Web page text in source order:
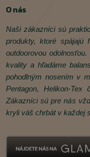
O nás
Naši zákazníci sú
produkty, ktoré
outdoorovou
kvality a hľadáme
pohodlným nosením v
Pentagon,
Zákazníci sú pre nás
kryli váš chrbát v každej